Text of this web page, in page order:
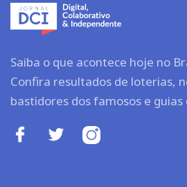
Saiba o que acontece hoje no
Confira resultados de loterias,
bastidores dos famosos e guias